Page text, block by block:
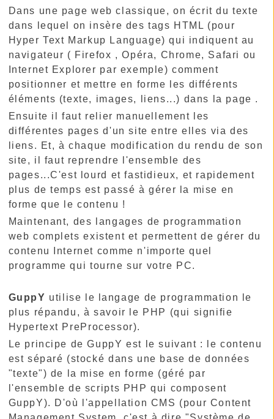
Dans une page web classique, on écrit du texte
dans lequel on insère des tags HTML (pour
Hyper Text Markup Language) qui indiquent au
navigateur ( Firefox , Opéra, Chrome, Safari ou
Internet Explorer par exemple) comment
positionner et mettre en forme les différents
éléments (texte, images, liens...) dans la page .
Ensuite il faut relier manuellement les
différentes pages d'un site entre elles via des
liens. Et, à chaque modification du rendu de son
site, il faut reprendre l'ensemble des
pages...C'est lourd et fastidieux, et rapidement
plus de temps est passé à gérer la mise en
forme que le contenu !
Maintenant, des langages de programmation
web complets existent et permettent de gérer du
contenu Internet comme n'importe quel
programme qui tourne sur votre PC.
GuppY utilise le langage de programmation le
plus répandu, à savoir le PHP (qui signifie
Hypertext PreProcessor).
Le principe de GuppY est le suivant : le contenu
est séparé (stocké dans une base de données
"texte") de la mise en forme (géré par
l'ensemble de scripts PHP qui composent
GuppY). D'où l'appellation CMS (pour Content